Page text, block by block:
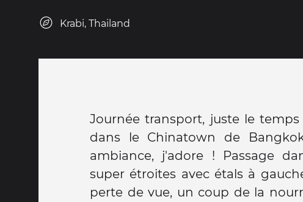
Krabi, Thailand
Journée transport, juste le
dans le Chinatown de
ambiance, j'adore ! Passage
super étroites avec étals à
perte de vue, un coup de la